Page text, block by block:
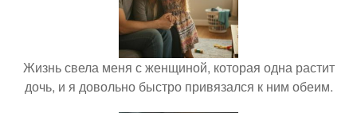
Жизнь свела меня с женщиной, которая одна растит
дочь, и я довольно быстро привязался к ним обеим.